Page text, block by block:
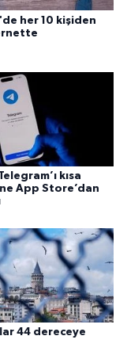
her 10 kişiden
kısa
App Store’dan
44 dereceye